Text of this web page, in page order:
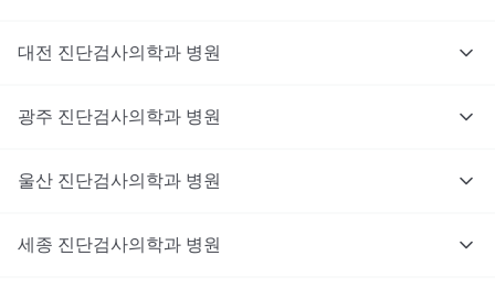
대전 진단검사의학과 병원
광주 진단검사의학과 병원
울산 진단검사의학과 병원
세종 진단검사의학과 병원